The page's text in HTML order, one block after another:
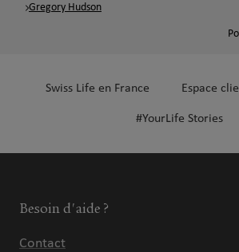
Gregory Hudson
Swiss Life en France Espace
#YourLife Stories
Besoin d'aide ?
Contact